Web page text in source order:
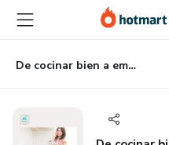
principal
página
de
página
De cocinar bien a emprender